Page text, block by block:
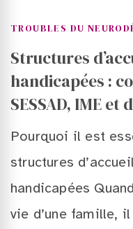
TROUBLES DU
Structures
handicapées :
SESSAD, IME et
Pourquoi il est
structures
handicapées
vie d’une famille,